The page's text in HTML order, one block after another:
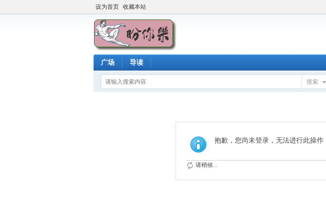
设为首页 收藏本站
广场 导读
搜索
抱歉，您尚未登录，无法进行此操作
请稍候...